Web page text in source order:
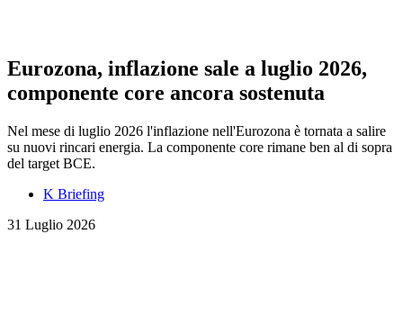
Eurozona, inflazione sale a luglio 2026,
componente core ancora sostenuta
Nel mese di luglio 2026 l'inflazione nell'Eurozona è tornata a salire
su nuovi rincari energia. La componente core rimane ben al di sopra
del target BCE.
K Briefing
31 Luglio 2026